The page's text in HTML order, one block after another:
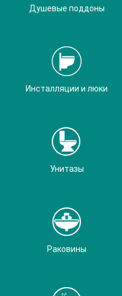
Душевые поддоны
Инсталляции и люки
Унитазы
Раковины